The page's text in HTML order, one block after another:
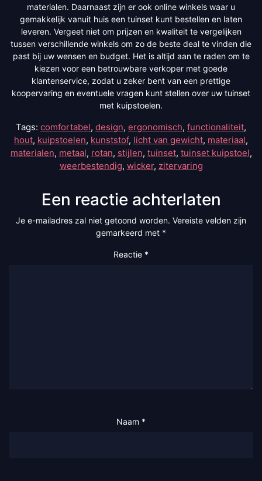
materialen. Daarnaast zijn er ook online winkels waar u
gemakkelijk vanuit huis een tuinset kunt bestellen en laten
leveren. Vergeet niet om prijzen en kwaliteit te vergelijken
tussen verschillende winkels om zo de beste deal te vinden die
past bij uw wensen en budget. Het is altijd aan te raden om te
kiezen voor een betrouwbare verkoper met goede
klantenservice, zodat u zeker bent van een prettige
koopervaring en eventuele vragen kunt stellen over uw tuinset
met kuipstoelen.
Tags: comfortabel, design, ergonomisch, functionaliteit,
hout, kuipstoelen, kunststof, licht van gewicht, materiaal,
materialen, metaal, rotan, stijlen, tuinset, tuinset kuipstoel,
weerbestendig, wicker, zitervaring
Een reactie achterlaten
Je e-mailadres zal niet getoond worden. Vereiste velden zijn
gemarkeerd met *
Reactie *
Naam *